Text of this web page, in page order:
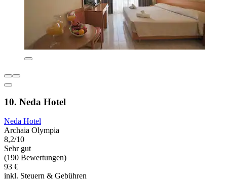
10. Neda Hotel
Neda Hotel
Archaia Olympia
8,2/10
Sehr gut
(190 Bewertungen)
93 €
inkl. Steuern & Gebühren